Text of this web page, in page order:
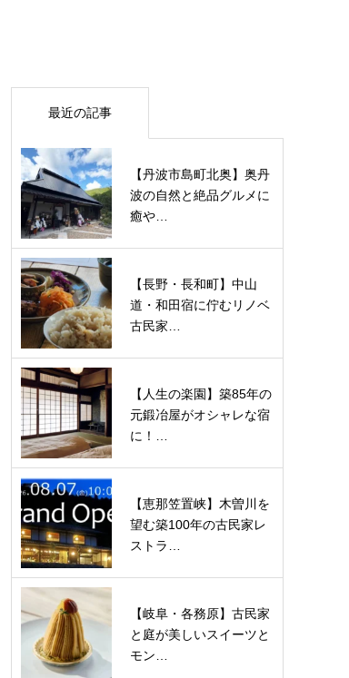
最近の記事
【丹波市島町北奥】奥丹
波の自然と絶品グルメに
癒や…
【長野・長和町】中山
道・和田宿に佇むリノベ
古民家…
【人生の楽園】築85年の
元鍛冶屋がオシャレな宿
に！…
【恵那笠置峡】木曽川を
望む築100年の古民家レ
ストラ…
【岐阜・各務原】古民家
と庭が美しいスイーツと
モン…